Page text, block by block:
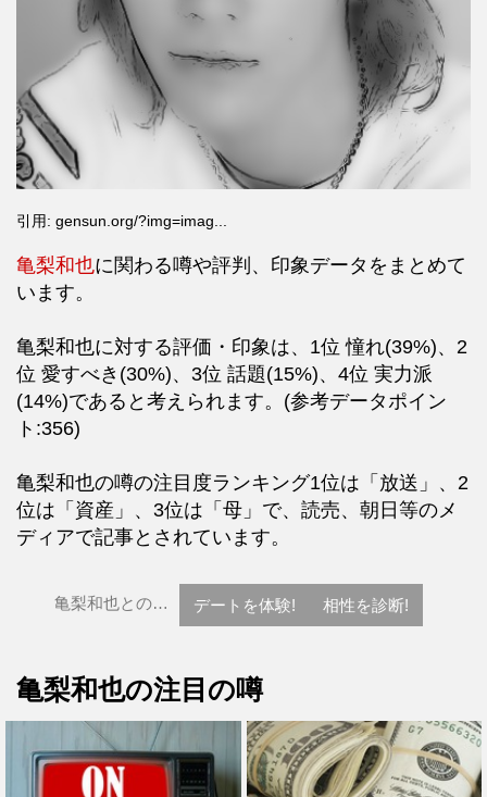
引用: gensun.org/?img=imag...
亀梨和也に関わる噂や評判、印象データをまとめて
います。
亀梨和也に対する評価・印象は、1位 憧れ(39%)、2
位 愛すべき(30%)、3位 話題(15%)、4位 実力派
(14%)であると考えられます。(参考データポイン
ト:356)
亀梨和也の噂の注目度ランキング1位は「放送」、2
位は「資産」、3位は「母」で、読売、朝日等のメ
ディアで記事とされています。
亀梨和也との… デートを体験! 相性を診断!
亀梨和也の注目の噂